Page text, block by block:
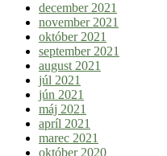
december 2021
november 2021
október 2021
september 2021
august 2021
júl 2021
jún 2021
máj 2021
apríl 2021
marec 2021
október 2020